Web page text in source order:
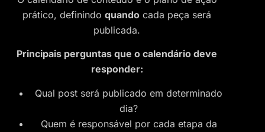
prático, definindo quando cada peça será
publicada.
Principais perguntas que o calendário deve
responder:
Qual post será publicado em determinado
dia?
Quem é responsável por cada etapa da